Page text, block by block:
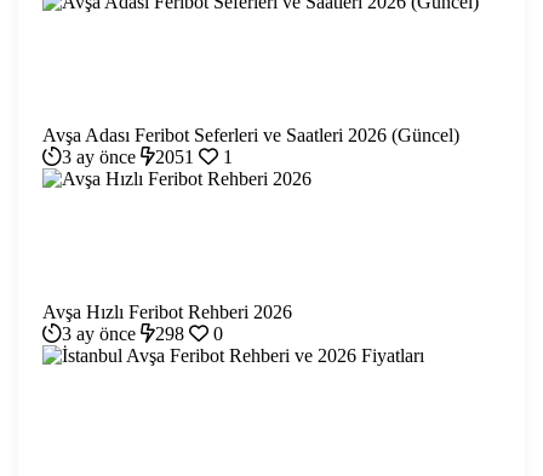
Avşa Adası Feribot Seferleri ve Saatleri 2026 (Güncel)
3 ay önce
2051 1
Avşa Hızlı Feribot Rehberi 2026
3 ay önce
298 0